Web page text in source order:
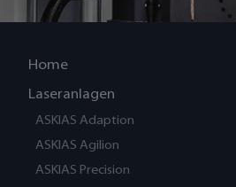
Home
Laseranlagen
ASKIAS Adaption
ASKIAS Agilion
ASKIAS Precision